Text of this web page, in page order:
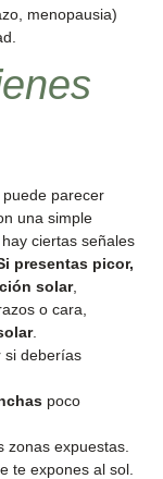
menopausia)
puede parecer
una simple
ciertas señales
presentas picor,
solar,
o cara,
.
si deberías
poco
zonas expuestas.
te expones al sol.